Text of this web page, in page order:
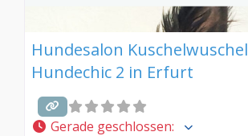
Hundesalon Kuschelwuschel
Hundechic 2 in Erfurt
Gerade geschlossen: